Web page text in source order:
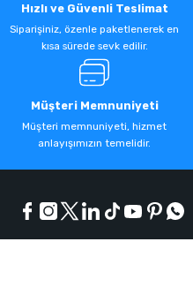
Hızlı ve Güvenli Teslimat
Siparişiniz, özenle paketlenerek en
kısa sürede sevk edilir.
Müşteri Memnuniyeti
Müşteri memnuniyeti, hizmet
anlayışımızın temelidir.